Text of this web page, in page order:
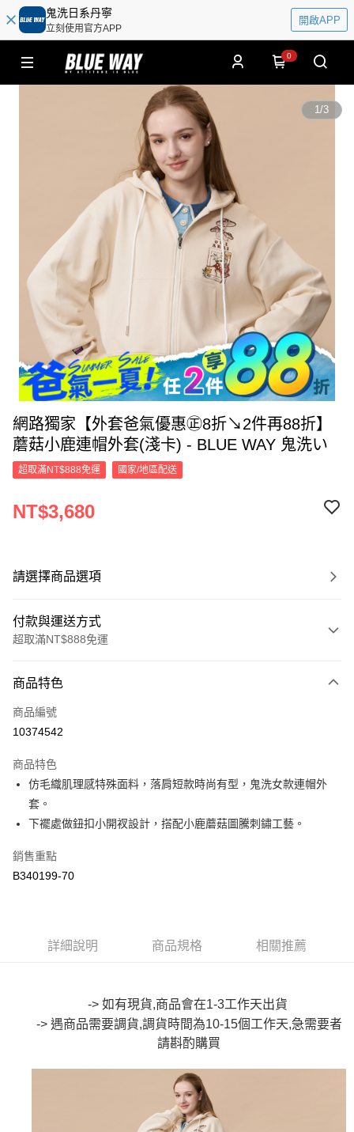
鬼洗日系丹寧
立刻使用官方APP
開啟APP
0
1/3
網路獨家【外套爸氣優惠㊣8折↘2件再88折】
蘑菇小鹿連帽外套(淺卡) - BLUE WAY 鬼洗い
超取滿NT$888免運 國家/地區配送
NT$3,680
請選擇商品選項
付款與運送方式
超取滿NT$888免運
信用卡一次付款
超商取貨付款
Apple Pay
街口支付
相關說明
流程，驗證手機門號後，選擇欲分期的期數、繳款截止日，確認付款後即完
成交易。
3.實際核准額度、可分期數及費用金額請依後續交易確認頁面所載為準。
4.訂單成立30分鐘內，如未前往確認交易或遇審核未通過，訂單將自動取
1.分期款項不併入電信帳單，「大哥付你分期」於每月結算日後寄送繳費提
【關於「AFTEE先享後付」】
AFTEE先享後付是「在收到商品之後才付款」的支付方式。 讓您購物簡單
２．便利：只要手機號碼，簡訊認證，即可結帳。
３．安心：先確認商品／服務後，再付款。
【「AFTEE先享後付」結帳流程】
１．於結帳方式選擇「AFTEE先享後付」後，將跳轉至「AFTEE先享後付」
ATM付款
每筆NT$80，滿NT$888(含以上)免運費
商品特色
商品編號
10374542
商品特色
仿毛織肌理感特殊面料，落肩短款時尚有型，鬼洗女款連帽外
套。
下襬處做鈕扣小開衩設計，搭配小鹿蘑菇圖騰刺鏽工藝。
銷售重點
B340199-70
詳細說明 商品規格 相關推薦
-> 如有現貨,商品會在1-3工作天出貨
-> 遇商品需要調貨,調貨時間為10-15個工作天,急需要者
請斟酌購買